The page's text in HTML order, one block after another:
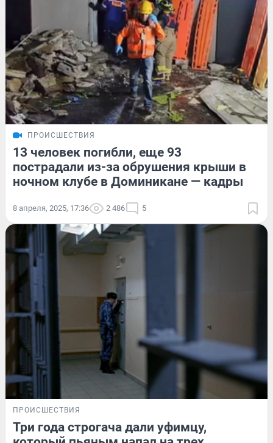
ПРОИСШЕСТВИЯ
13 человек погибли, еще 93
пострадали из-за обрушения крыши в
ночном клубе в Доминикане — кадры
8 апреля, 2025, 17:36 2 486 5
ПРОИСШЕСТВИЯ
Три года строгача дали уфимцу,